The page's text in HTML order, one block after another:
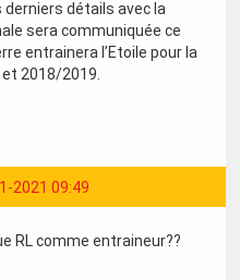
détails avec la
sera communiquée ce
entrainera l’Etoile pour la
2018/2019.
2021 09:49
RL comme entraineur??